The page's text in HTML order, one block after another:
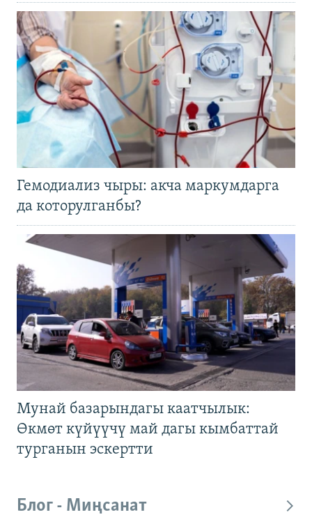
Гемодиализ чыры: акча маркумдарга
да которулганбы?
Мунай базарындагы каатчылык:
Өкмөт күйүүчү май дагы кымбаттай
турганын эскертти
Блог - Миңсанат